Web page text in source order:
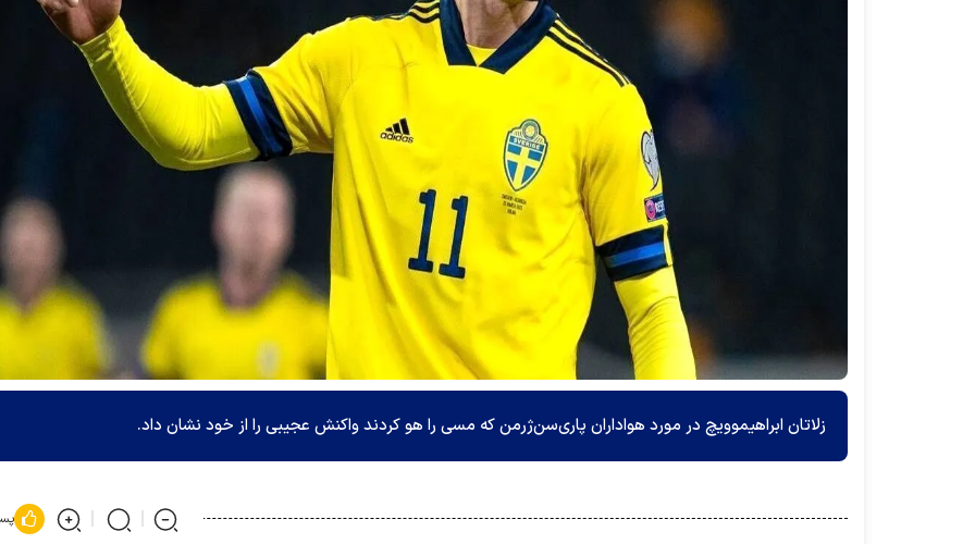
زلاتان ابراهیموویچ در مورد هواداران پاری‌سن‌ژرمن که مسی را هو کردند واکنش عجیبی را از خود نشان داد.